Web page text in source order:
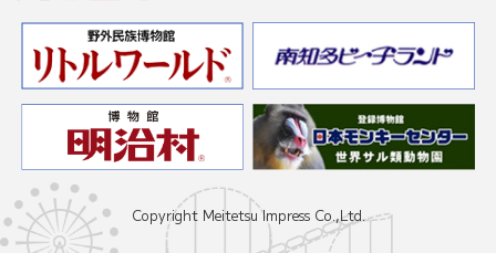
Copyright Meitetsu Impress Co.,Ltd.